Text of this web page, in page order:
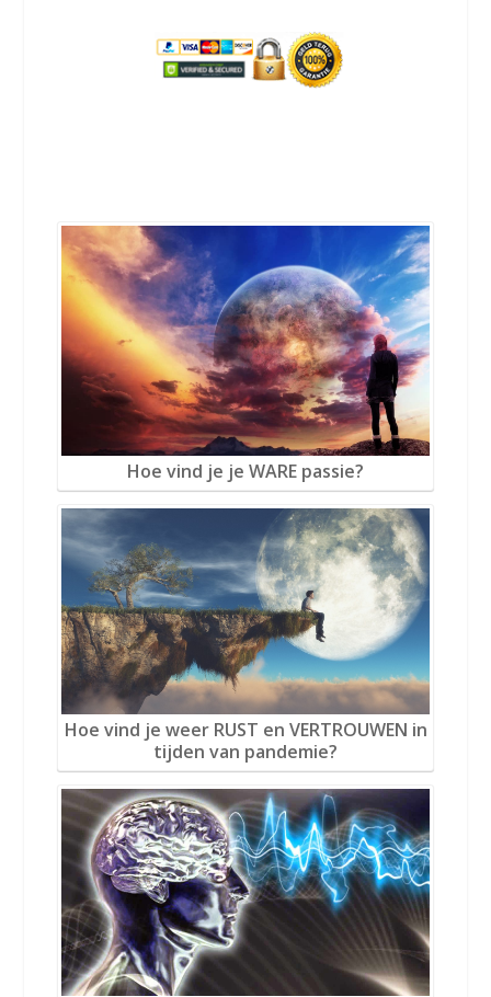
Hoe vind je je WARE passie?
Hoe vind je weer RUST en VERTROUWEN in
tijden van pandemie?